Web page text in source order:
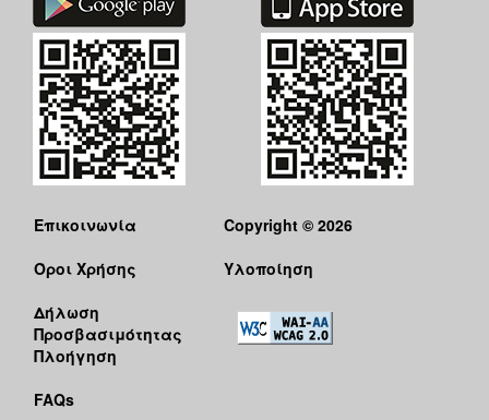
Επικοινωνία
Όροι Χρήσης
Δήλωση
Προσβασιμότητας
Πλοήγηση
FAQs
Copyright © 2026
Υλοποίηση